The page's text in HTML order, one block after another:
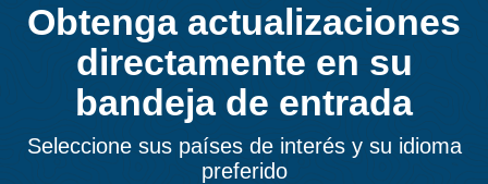
Obtenga actualizaciones
directamente en su
bandeja de entrada
Seleccione sus países de interés y su idioma
preferido